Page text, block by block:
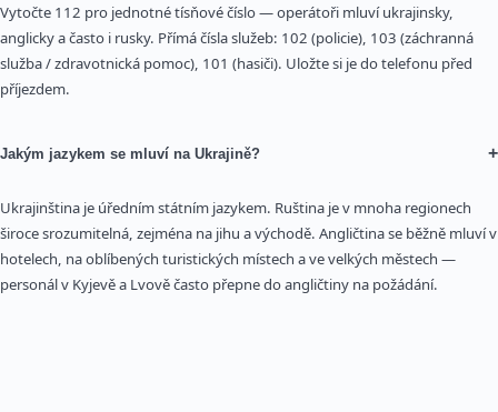
Vytočte 112 pro jednotné tísňové číslo — operátoři mluví ukrajinsky,
anglicky a často i rusky. Přímá čísla služeb: 102 (policie), 103 (záchranná
služba / zdravotnická pomoc), 101 (hasiči). Uložte si je do telefonu před
příjezdem.
Jakým jazykem se mluví na Ukrajině? +
Ukrajinština je úředním státním jazykem. Ruština je v mnoha regionech
široce srozumitelná, zejména na jihu a východě. Angličtina se běžně mluví v
hotelech, na oblíbených turistických místech a ve velkých městech —
personál v Kyjevě a Lvově často přepne do angličtiny na požádání.